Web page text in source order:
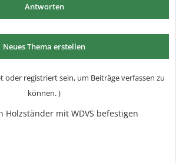
Antworten
Neues Thema erstellen
oder registriert sein, um Beiträge verfassen zu
können. )
Holzständer mit WDVS befestigen